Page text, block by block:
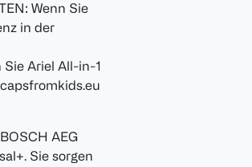
Wenn Sie
in der
Sie Ariel All-in-1
AEG
Sie sorgen